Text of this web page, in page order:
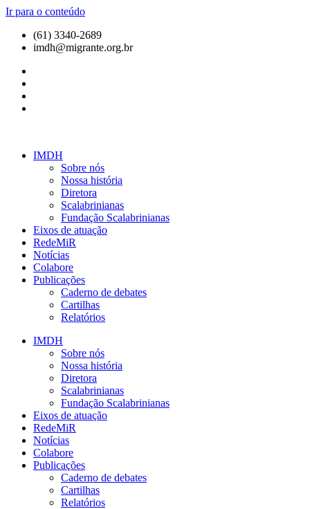
Ir para o conteúdo
(61) 3340-2689
imdh@migrante.org.br
IMDH
Sobre nós
Nossa história
Diretora
Scalabrinianas​
Fundação Scalabrinianas​
Eixos de atuação
RedeMiR
Notícias​
Colabore
Publicações
Caderno de debates
Cartilhas
Relatórios
IMDH
Sobre nós
Nossa história
Diretora
Scalabrinianas​
Fundação Scalabrinianas​
Eixos de atuação
RedeMiR
Notícias​
Colabore
Publicações
Caderno de debates
Cartilhas
Relatórios